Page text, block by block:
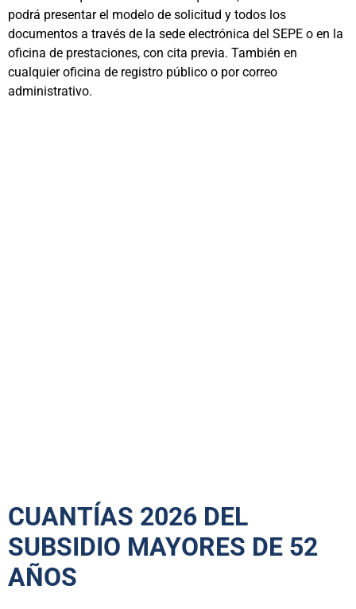
podrá presentar el modelo de solicitud y todos los
documentos a través de la sede electrónica del SEPE o en la
oficina de prestaciones, con cita previa. También en
cualquier oficina de registro público o por correo
administrativo.
CUANTÍAS 2026 DEL
SUBSIDIO MAYORES DE 52
AÑOS